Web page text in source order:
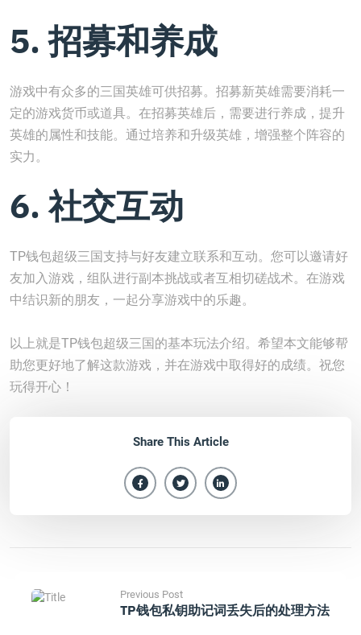
5. 招募和养成
游戏中有众多的三国英雄可供招募。招募新英雄需要消耗一
定的游戏货币或道具。在招募英雄后，需要进行养成，提升
英雄的属性和技能。通过培养和升级英雄，增强整个阵容的
实力。
6. 社交互动
TP钱包超级三国支持与好友建立联系和互动。您可以邀请好
友加入游戏，组队进行副本挑战或者互相切磋战术。在游戏
中结识新的朋友，一起分享游戏中的乐趣。
以上就是TP钱包超级三国的基本玩法介绍。希望本文能够帮
助您更好地了解这款游戏，并在游戏中取得好的成绩。祝您
玩得开心！
Share This Article
Previous Post
TP钱包私钥助记词丢失后的处理方法